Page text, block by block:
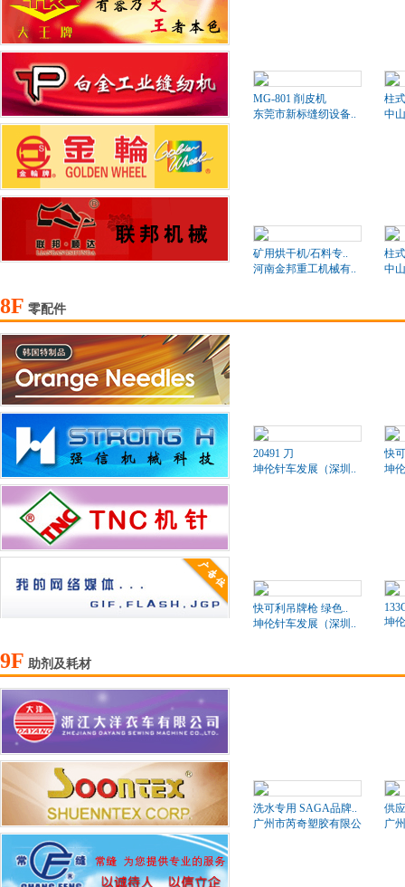
MG-801 削皮机
东莞市新标缝纫设备..
柱
中
矿用烘干机/石料专..
河南金邦重工机械有..
柱
中
8F 零配件
20491 刀
坤伦针车发展（深圳..
快
坤
快可利吊牌枪 绿色..
坤伦针车发展（深圳..
坤
9F 助剂及耗材
洗水专用 SAGA品牌..
广州市芮奇塑胶有限公司
供
广